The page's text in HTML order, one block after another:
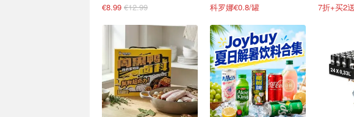
€8.99 €12.99
科罗娜€0.8/罐